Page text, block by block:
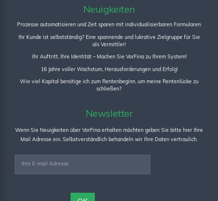
Neuigkeiten
Prozesse automatisieren und Zeit sparen mit individualisierbaren Formularen
Ihr Kunde ist selbstständig? Eine spannende und lukrative Zielgruppe für Sie
als Vermittler!
Ihr Auftritt, Ihre Identität – Machen Sie VorFina zu Ihrem System!
16 Jahre voller Wachstum, Herausforderungen und Erfolg!
Wie viel Kapital benötige ich zum Rentenbeginn, um meine Rentenlücke zu
schließen?
Newsletter
Wenn Sie Neuigkeiten über VorFina erhalten möchten geben Sie bitte hier Ihre
Mail Adresse ein. Selbstverständlich behandeln wir Ihre Daten vertraulich.